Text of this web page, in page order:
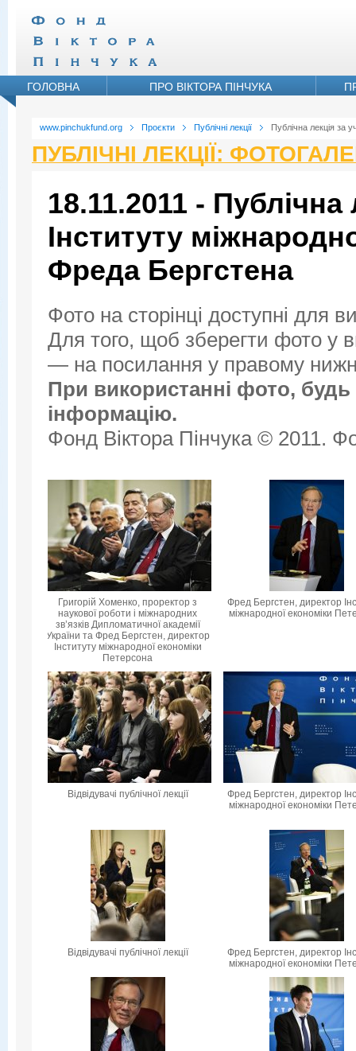
ГОЛОВНА ПРО ВІКТОРА ПІНЧУКА
www.pinchukfund.org Проєкти Публічні лекції Публічна лекція за
ПУБЛІЧНІ ЛЕКЦІЇ:
18.11.2011 - Публічна
Інституту
Фреда Бергстена
Фото на сторінці доступні для
Для того, щоб зберегти фото у
— на посилання у правому
При використанні фото, будь
інформацію.
Фонд Віктора Пінчука © 2011.
Григорій Хоменко, проректор з
наукової роботи і міжнародних
зв’язків Дипломатичної академії
України та Фред Бергстен, директор
Інституту міжнародної економіки
Петерсона
Фред Бергстен, директор
міжнародної економіки
Відвідувачі публічної лекції
Фред Бергстен, директор
міжнародної економіки
Відвідувачі публічної лекції
Фред Бергстен, директор
міжнародної економіки